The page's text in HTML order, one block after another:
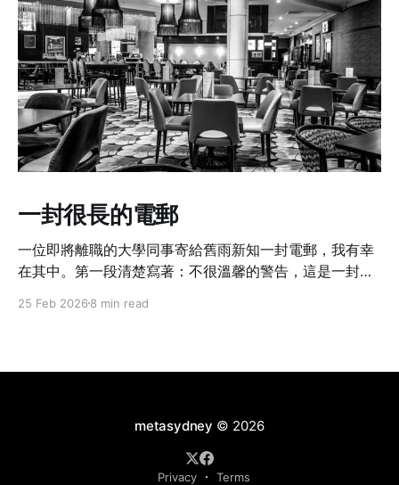
一封很長的電郵
一位即將離職的大學同事寄給舊雨新知一封電郵，我有幸
在其中。第一段清楚寫著：不很溫馨的警告，這是一封很
25 Feb 2026 8 min read
metasydney © 2026
Privacy Terms